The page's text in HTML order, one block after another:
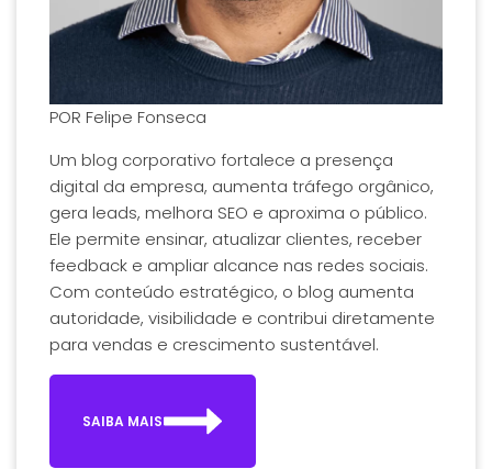
POR Felipe Fonseca
Um blog corporativo fortalece a presença
digital da empresa, aumenta tráfego orgânico,
gera leads, melhora SEO e aproxima o público.
Ele permite ensinar, atualizar clientes, receber
feedback e ampliar alcance nas redes sociais.
Com conteúdo estratégico, o blog aumenta
autoridade, visibilidade e contribui diretamente
para vendas e crescimento sustentável.
SAIBA MAIS